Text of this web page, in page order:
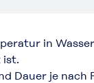
in
ist.
Dauer je